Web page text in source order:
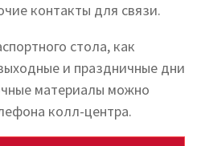
контакты для связи.
стола, как
и праздничные дни
материалы можно
колл-центра.